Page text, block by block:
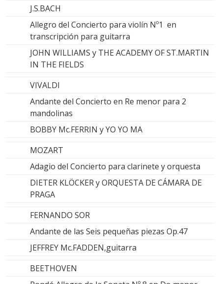
J.S.BACH
Allegro del Concierto para violín Nº1 en
transcripción para guitarra
JOHN WILLIAMS y THE ACADEMY OF ST.MARTIN
IN THE FIELDS
VIVALDI
Andante del Concierto en Re menor para 2
mandolinas
BOBBY Mc.FERRIN y YO YO MA
MOZART
Adagio del Concierto para clarinete y orquesta
DIETER KLÖCKER y ORQUESTA DE CÁMARA DE
PRAGA
FERNANDO SOR
Andante de las Seis pequeñas piezas Op.47
JEFFREY Mc.FADDEN,guitarra
BEETHOVEN